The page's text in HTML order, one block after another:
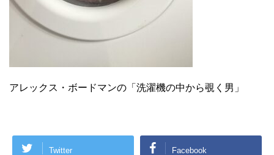
アレックス・ボードマンの「洗濯機の中から覗く男」
Twitter Facebook